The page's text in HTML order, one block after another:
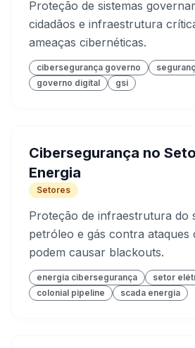
Proteção de sistemas
cidadãos e infraestrutura
ameaças cibernéticas.
cibersegurança governo
governo digital
gsi
Cibersegurança no
Energia
Setores
Proteção de infraestrutura do
petróleo e gás contra ataques
podem causar blackouts.
energia cibersegurança
setor
colonial pipeline
scada energia